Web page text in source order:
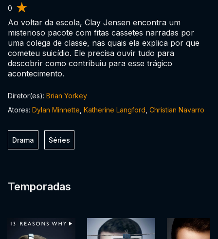
0
Ao voltar da escola, Clay Jensen encontra um
misterioso pacote com fitas cassetes narradas por
uma colega de classe, nas quais ela explica por que
cometeu suicídio. Ele precisa ouvir tudo para
descobrir como contribuiu para esse trágico
acontecimento.
Diretor(es): Brian Yorkey
Atores: Dylan Minnette Katherine Langford Christian Navarro
Drama Séries
Temporadas